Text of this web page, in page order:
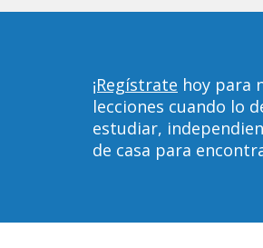
¡Regístrate hoy para
lecciones cuando lo
estudiar,
de casa para